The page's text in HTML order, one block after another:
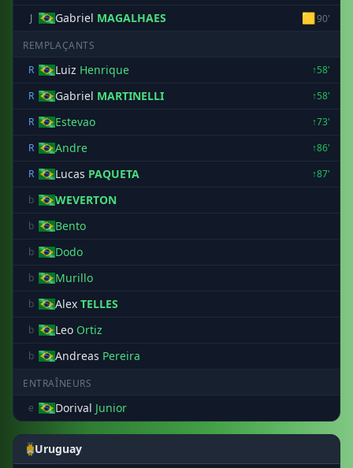
J
Gabriel MAGALHAES 🟨90'
REMPLAÇANTS
R
Luiz Henrique
↑58'
R
Gabriel MARTINELLI
↑58'
R
Estevao
↑73'
R
Andre
↑86'
R
Lucas PAQUETA
↑87'
b
WEVERTON
b Bento
b Dodo
b Murillo
b Alex TELLES
b Leo Ortiz
b Andreas Pereira
ENTRAÎNEURS
e
Dorival Junior
Uruguay